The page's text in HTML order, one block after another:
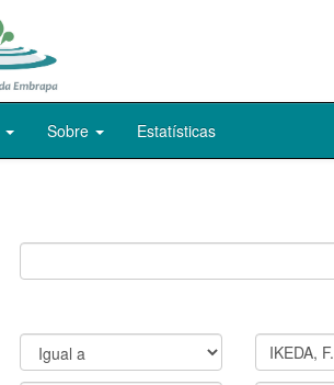
Sobre Estatísticas